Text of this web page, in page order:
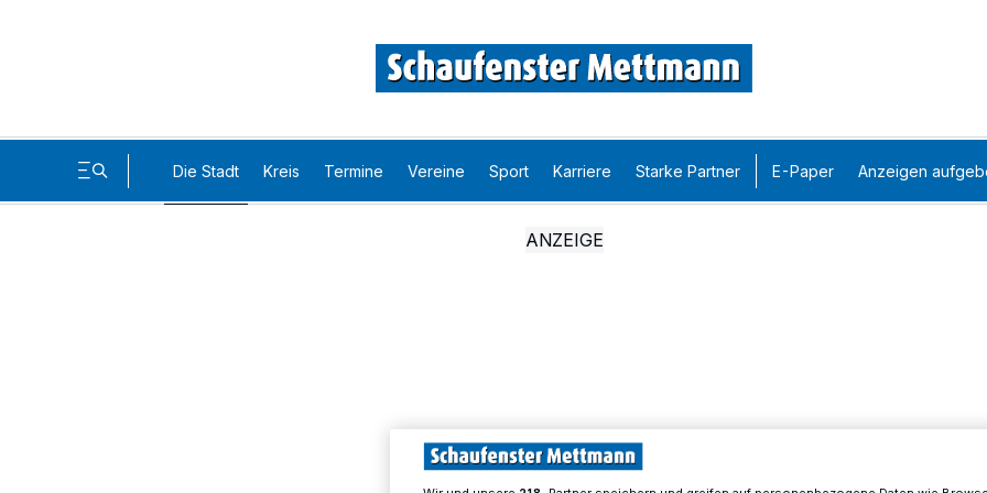
Die Stadt Kreis Termine Vereine Sport Karriere Starke Partner E-Paper Anzeigen